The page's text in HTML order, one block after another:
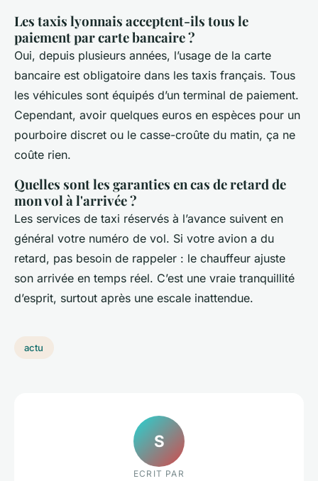
Les taxis lyonnais acceptent-ils tous le
paiement par carte bancaire ?
Oui, depuis plusieurs années, l’usage de la carte
bancaire est obligatoire dans les taxis français. Tous
les véhicules sont équipés d’un terminal de paiement.
Cependant, avoir quelques euros en espèces pour un
pourboire discret ou le casse-croûte du matin, ça ne
coûte rien.
Quelles sont les garanties en cas de retard de
mon vol à l'arrivée ?
Les services de taxi réservés à l’avance suivent en
général votre numéro de vol. Si votre avion a du
retard, pas besoin de rappeler : le chauffeur ajuste
son arrivée en temps réel. C’est une vraie tranquillité
d’esprit, surtout après une escale inattendue.
actu
S
ECRIT PAR